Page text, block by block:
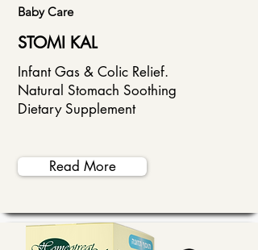
Baby Care
STOMI KAL
Infant Gas & Colic Relief.
Natural Stomach Soothing
Dietary Supplement
Read More